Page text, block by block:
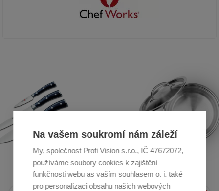
Na vašem soukromí nám záleží
My, společnost Profi Vision s.r.o., IČ 47672072,
používáme soubory cookies k zajištění
funkčnosti webu as vaším souhlasem o. i. také
pro personalizaci obsahu našich webových
To nejlepší do Vaší pošty
Novinky, recepty, tipy a rady přímo na Váš e-mail